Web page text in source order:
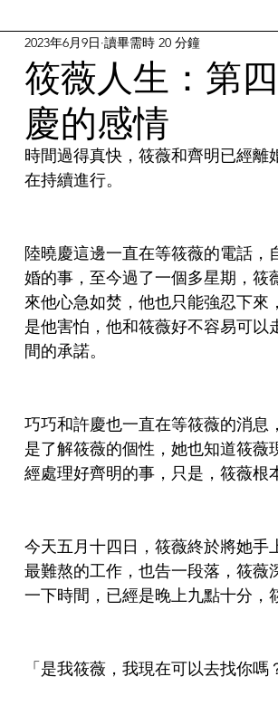
筱薇人生：第
慶的感情
2023年6月9日 讀畢需時 20 分鐘
時間過得真快，筱薇和齊明已經
在持續進行。
陸曉慶這邊一直在等筱薇的電話
婚的事，至今過了一個多星期，筱
來他心急如焚，他也只能強忍下
是他害怕，他和筱薇好不容易可以
間的承諾。
巧巧和許慶也一直在等筱薇的消息
是了解筱薇的個性，她也知道筱
經處理好齊明的事，只是，筱薇根
今天五月十四日，筱薇終於將她
最難熬的工作，也告一段落，筱
一下時間，已經是晚上九點十分，
「是我筱薇，我現在可以去找你